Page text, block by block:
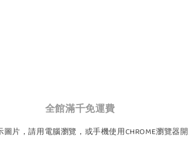
全館滿千免運費
圖片，請用電腦瀏覽，或手機使用CHROME瀏覽器